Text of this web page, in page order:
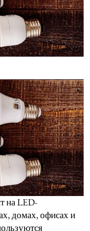
на LED-
домах, офисах и